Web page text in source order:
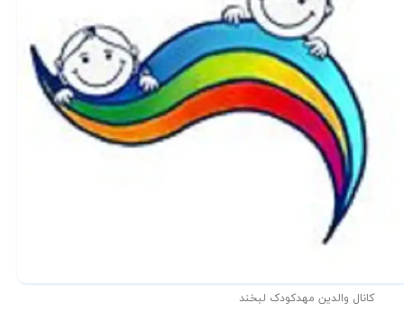
کانال والدین مهدکودک لبخند